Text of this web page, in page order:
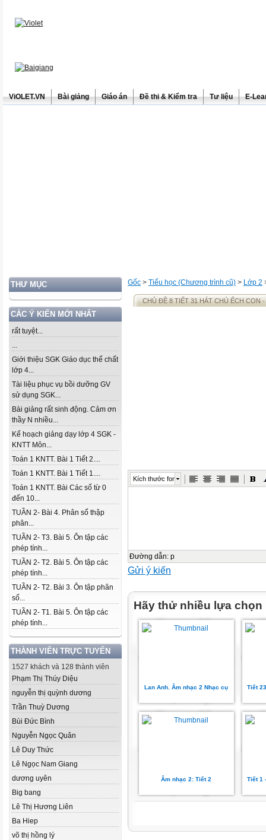
ViOLET.VN Bài giảng Giáo án Đề thi & Kiểm tra Tư liệu E-
THƯ MỤC
CÁC Ý KIẾN MỚI NHẤT
rất tuyệt...
...
Giới thiệu SGK Giáo dục thể chất
lớp 4...
Tài liệu phục vụ bồi dưỡng GV
sử dụng SGK...
Bài giảng rất sinh động. Cảm ơn
thầy N nhiều...
Kế hoạch giảng dạy lớp 4 SGK -
KNTT Môn...
Toán 1 KNTT. Bài 1 Tiết 2....
Toán 1 KNTT. Bài 1 Tiết 1....
Toán 1 KNTT. Bài Các số từ 0
đến 10...
TUẦN 2- Bài 4. Phân số thập
phân...
TUẦN 2- T3. Bài 5. Ôn tập các
phép tính...
TUẦN 2- T2. Bài 5. Ôn tập các
phép tính...
TUẦN 2- T2. Bài 3. Ôn tập phân
số...
TUẦN 2- T1. Bài 5. Ôn tập các
phép tính...
THÀNH VIÊN TRỰC TUYẾN
1527 khách và 128 thành viên
Phạm Thị Thúy Diệu
nguyễn thị quỳnh dương
Trần Thuỳ Dương
Bùi Đức Bình
Nguyễn Ngọc Quân
Lê Duy Thức
Lê Ngọc Nam Giang
dương uyên
Big bang
Lê Thị Hương Liên
Ba Hiep
võ thị hồng lý
Gốc > Tiểu học (Chương trình cũ) > Lớp 2
CHỦ ĐỀ 8 TIẾT 31 HÁT CHÚ ẾCH CON -
Kích thước font
Đường dẫn: p
Gửi ý kiến
Hãy thử nhiều lựa chọn
Lan Anh. Âm nhạc 2 Nhạc cụ Tiết
Âm nhạc 2: Tiết 2 Tiết 1